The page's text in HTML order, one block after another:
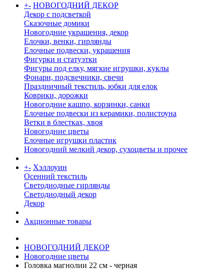
+- НОВОГОДНИЙ ДЕКОР
Декор с подсветкой
Сказочные домики
Новогодние украшения, декор
Елочки, венки, гирлянды
Елочные подвески, украшения
Фигурки и статуэтки
Фигуры под елку, мягкие игрушки, куклы
Фонари, подсвечники, свечи
Праздничный текстиль, юбки для елок
Коврики, дорожки
Новогодние кашпо, корзинки, санки
Елочные подвески из керамики, полистоуна
Ветки в блестках, хвоя
Новогодние цветы
Елочные игрушки пластик
Новогодний мелкий декор, сухоцветы и прочее
+- Хэллоуин
Осенний текстиль
Светодиодные гирлянды
Светодиодный декор
Декор
Акционные товары
НОВОГОДНИЙ ДЕКОР
Новогодние цветы
Головка магнолии 22 см - черная